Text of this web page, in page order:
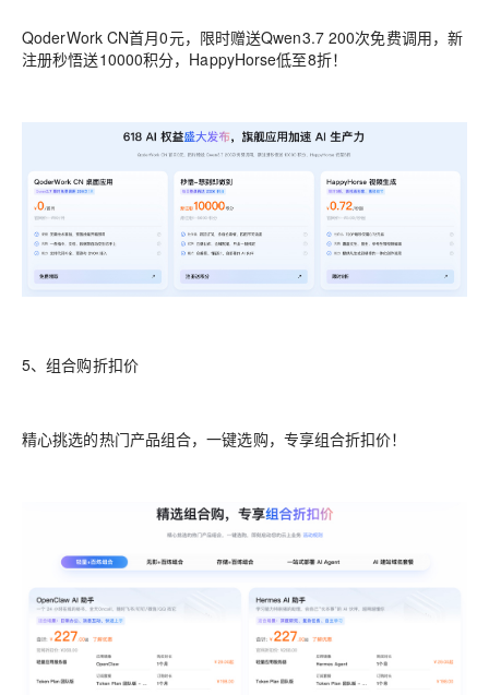
QoderWork CN首月0元，限时赠送Qwen3.7 200次免费调用，新
注册秒悟送10000积分，HappyHorse低至8折！
5、组合购折扣价
精心挑选的热门产品组合，一键选购，专享组合折扣价！